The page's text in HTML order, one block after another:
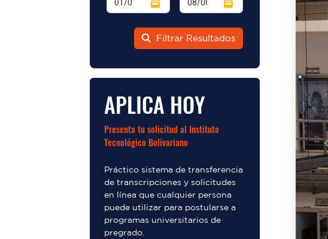
Filtrar Resultados
APLICA HOY
Presenta tu solicitud al Instituto
Tecnológico Bolivariano
Práctico sistema de transferencia
de transcripciones y solicitudes
en línea que cualquier persona
puede utilizar para postularse a
programas universitarios de
pregrado.